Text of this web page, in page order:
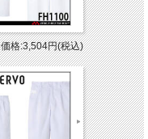
価格:3,504円(税込)